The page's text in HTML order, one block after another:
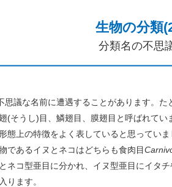
生物の分類
分類名の不思
議な名前に遭遇することがあります。た
(そうし)目、鱗翅目、膜翅目と呼ばれて
態上の特徴をよく表していると思ってい
であるイヌとネコはどちらも食肉目
ネコ型亜目に分かれ、イヌ型亜目にイタ
ります。